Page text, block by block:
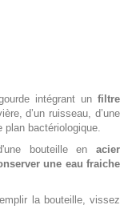
intégrant un filtre
d’un ruisseau, d’une
plan bactériologique.
bouteille enacier
une eau fraiche
la bouteille, vissez